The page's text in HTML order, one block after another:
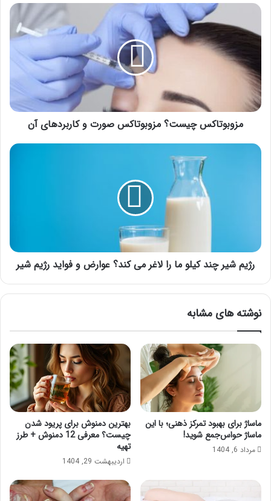
مزوبوتاکس
مزوبوتاکس
صورت
کاربردهای
آن
مزوبوتاکس چیست؟ مزوبوتاکس صورت و کاربردهای آن
رژیم
کند؟
عوارض
فواید
شیر
رژیم شیر چند کیلو ما را لاغر می کند؟ عوارض و فواید رژیم شیر
نوشته های مشابه
ماساژ برای بهبود تمرکز ذهنی؛ با این
ماساژ حواس‌جمع شوید!
مرداد 6, 1404
بهترین دمنوش برای پریود شدن
چیست؟ معرفی 12 دمنوش + طرز
تهیه
اردیبهشت 29, 1404